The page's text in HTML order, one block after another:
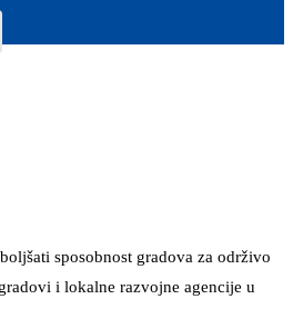
sposobnost gradova za održivo
i lokalne razvojne agencije u